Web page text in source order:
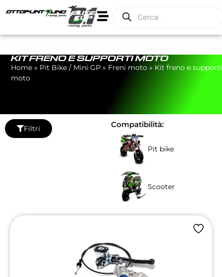
KIT FRENO E SUPPORTI MOTO
Home » Pit Bike / Mini GP » Freni moto » Kit freno e supporti
moto
Filtri Compatibilità:
Pit bike
Scooter